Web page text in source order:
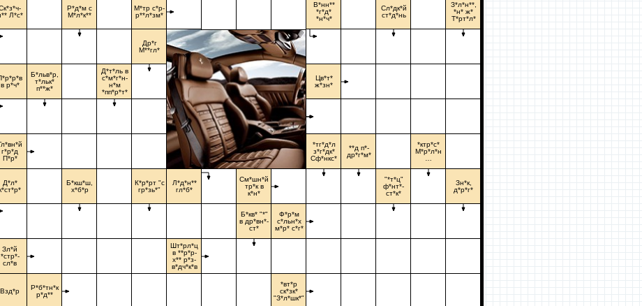
Л*с*
в р*ч*
г*р*д
П*р*
Д*л*
Зл*й
*стр*-
сл*в
Взд*р
Б*льв*р,
т*льк*
п**ж*
Р*б*тн*к
р*д**
Р*д*м с
М*л*к**
Б*кш*ш,
х*б*р
Д*т*ль в
с*м*г*н-
н*м
*пп*р*т*
М*тр с*р-
р**л*зм*
Др*г
М**гл*
К*р*рт "с
гр*зь*"
Л*д*н**
гл*б*
Шт*рл*ц
в **р*р-
х** р*з-
в*дч*к*в
См*шн*й
тр*к в
к*н*
Б*кв* "*"
в др*вн*-
ст*
Ф*р*м
с*льн*х
м*р* с*г*
*вт*р
ск*зк*
"З*л*шк*"
В*нн**
*г*д*
*н*ч*
Цв*т*
ж*зн*
*тг*д*л
з*г*дк*
Сф*нкс*
**д п*-
др*г*м*
Сл*дк*й
ст*д*нь
"*т*ц"
ф*нт*-
ст*к*
*ктр*с*
М*р*л*н
З*л*н**,
*н* ж*
Т*рт*л*
Зн*к,
д*р*г*